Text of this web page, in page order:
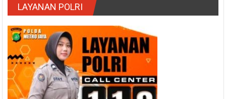
LAYANAN POLRI